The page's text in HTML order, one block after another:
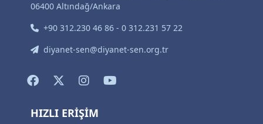
06400 Altındağ/Ankara
+90 312.230 46 86 - 0 312.231 57 22
diyanet-sen@diyanet-sen.org.tr
HIZLI ERİŞİM